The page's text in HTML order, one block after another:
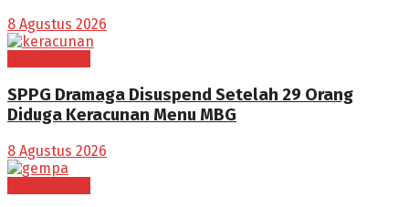
8 Agustus 2026
SPPG Dramaga Disuspend Setelah 29 Orang
Diduga Keracunan Menu MBG
8 Agustus 2026